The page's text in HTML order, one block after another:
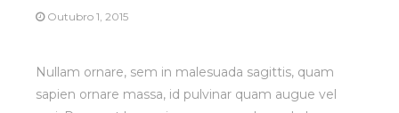
Outubro 1, 2015
Nullam ornare, sem in malesuada sagittis, quam
sapien ornare massa, id pulvinar quam augue vel